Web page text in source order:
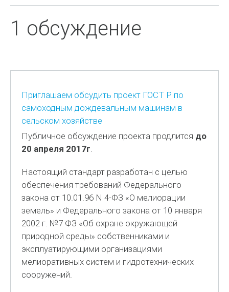
1 обсуждение
Приглашаем обсудить проект ГОСТ Р по
самоходным дождевальным машинам в
сельском хозяйстве
Публичное обсуждение проекта продлится до
20 апреля 2017г.
Настоящий стандарт разработан с целью
обеспечения требований Федерального
закона от 10.01.96 N 4-ФЗ «О мелиорации
земель» и Федерального закона от 10 января
2002 г. №7 ФЗ «Об охране окружающей
природной среды» собственниками и
эксплуатирующими организациями
мелиоративных систем и гидротехнических
сооружений.